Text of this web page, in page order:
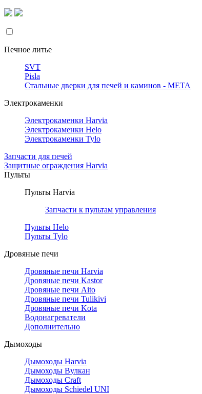
Печное литье
SVT
Pisla
Стальные дверки для печей и каминов - META
Электрокаменки
Электрокаменки Harvia
Электрокаменки Helo
Электрокаменки Tylo
Запчасти для печей
Защитные ограждения Harvia
Пульты
Пульты Harvia
Запчасти к пультам управления
Пульты Helo
Пульты Tylo
Дровяные печи
Дровяные печи Harvia
Дровяные печи Kastor
Дровяные печи Aito
Дровяные печи Tulikivi
Дровяные печи Kota
Водонагреватели
Дополнительно
Дымоходы
Дымоходы Harvia
Дымоходы Вулкан
Дымоходы Craft
Дымоходы Schiedel UNI